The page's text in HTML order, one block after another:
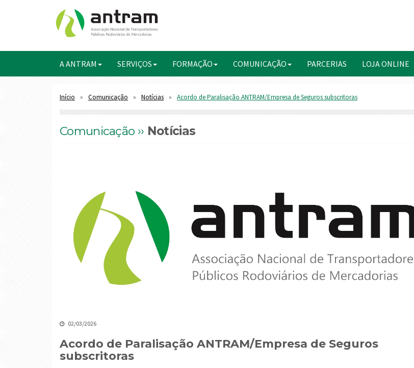
A ANTRAM SERVIÇOS FORMAÇÃO COMUNICAÇÃO PARCERIAS LOJA ONLINE
Início Comunicação Notícias Acordo de Paralisação ANTRAM/Empresa de Seguros subscritoras
Comunicação ›› Notícias
02/03/2026
Acordo de Paralisação ANTRAM/Empresa de Seguros
subscritoras